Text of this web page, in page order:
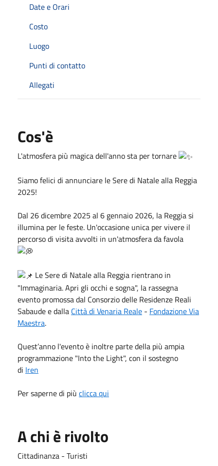
Date e Orari
Costo
Luogo
Punti di contatto
Allegati
Cos'è
L'atmosfera più magica dell'anno sta per tornare
Siamo felici di annunciare le Sere di Natale alla Reggia
2025!
Dal 26 dicembre 2025 al 6 gennaio 2026, la Reggia si
illumina per le feste. Un'occasione unica per vivere il
percorso di visita avvolti in un'atmosfera da favola
Le Sere di Natale alla Reggia rientrano in
"Immaginaria. Apri gli occhi e sogna", la rassegna
evento promossa dal Consorzio delle Residenze Reali
Sabaude e dalla Città di Venaria Reale - Fondazione Via
Maestra.
Quest’anno l'evento è inoltre parte della più ampia
programmazione "Into the Light", con il sostegno
di Iren
Per saperne di più clicca qui
A chi è rivolto
Cittadinanza - Turisti